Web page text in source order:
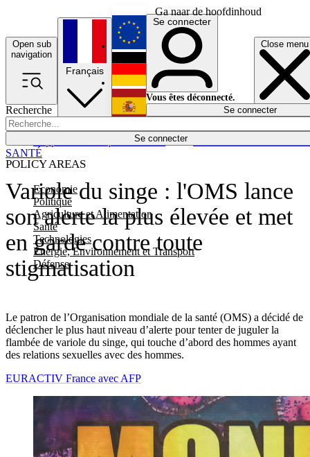
Ga naar de hoofdinhoud
Open sub
navigation
Close menu
Recherche
Se connecter
POLICY AREAS
Economie
Politique
Agriculture et Alimentation
Santé
Technologies
Energie, Environnement et Transport
Défense
Économie
Français
English
Deutsch
Español
Se connecter
Vous êtes déconnecté.
Se connecter
Variole du singe : l'OMS lance
son alerte la plus élevée et met
en garde contre toute
stigmatisation
Le patron de l’Organisation mondiale de la santé (OMS) a décidé de
déclencher le plus haut niveau d’alerte pour tenter de juguler la
flambée de variole du singe, qui touche d’abord des hommes ayant
des relations sexuelles avec des hommes.
SANTÉ
EURACTIV France avec AFP